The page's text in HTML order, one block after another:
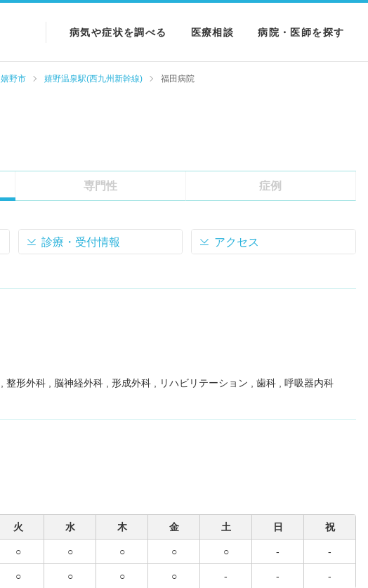
病気や症状を調べる 医療相談 病院・医師を探す
嬉野市 嬉野温泉駅(西九州新幹線) 福田病院
専門性 症例
診療・受付情報 アクセス
整形外科 脳神経外科 形成外科 リハビリテーション 歯科 呼吸器内科
火 水 木 金 土 日 祝
○ ○ ○ ○ ○ - -
○ ○ ○ ○ - - -